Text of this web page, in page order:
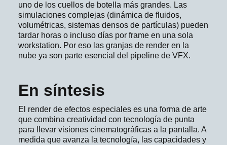
uno de los cuellos de botella más grandes. Las
simulaciones complejas (dinámica de fluidos,
volumétricas, sistemas densos de partículas) pueden
tardar horas o incluso días por frame en una sola
workstation. Por eso las granjas de render en la
nube ya son parte esencial del pipeline de VFX.
En síntesis
El render de efectos especiales es una forma de arte
que combina creatividad con tecnología de punta
para llevar visiones cinematográficas a la pantalla. A
medida que avanza la tecnología, las capacidades y